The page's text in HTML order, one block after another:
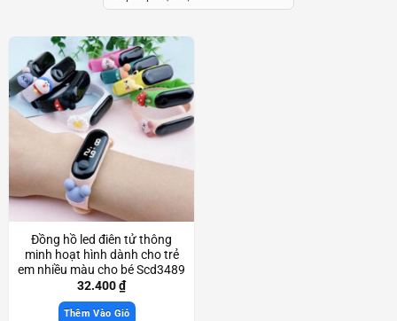
Đồng hồ led điên tử thông
minh hoạt hình dành cho trẻ
em nhiều màu cho bé Scd3489
32.400₫
Thêm Vào Giỏ